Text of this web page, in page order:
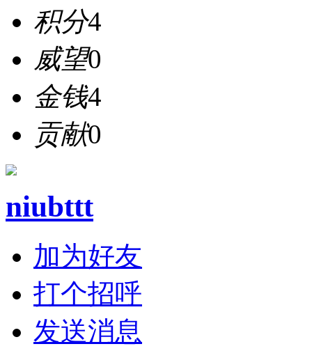
积分4
威望0
金钱4
贡献0
niubttt
加为好友
打个招呼
发送消息